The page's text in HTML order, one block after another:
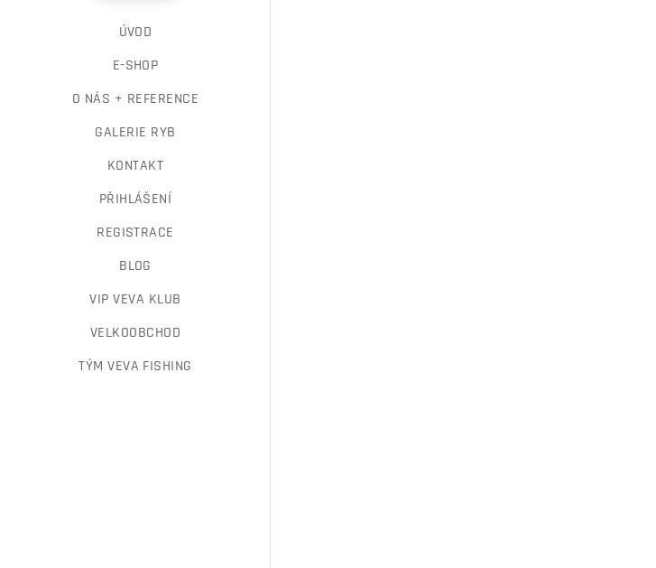
ÚVOD
E-SHOP
O NÁS + REFERENCE
GALERIE RYB
KONTAKT
PŘIHLÁŠENÍ
REGISTRACE
BLOG
VIP VEVA KLUB
VELKOOBCHOD
TÝM VEVA FISHING